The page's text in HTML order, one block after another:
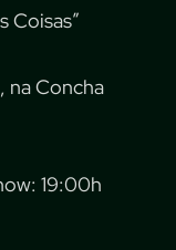
Coisas”
na Concha
19:00h